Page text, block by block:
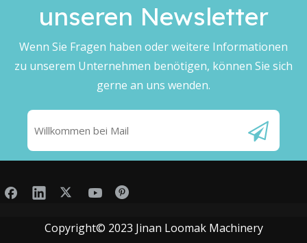
unseren Newsletter
Wenn Sie Fragen haben oder weitere Informationen
zu unserem Unternehmen benötigen, können Sie sich
gerne an uns wenden.
Copyright© 2023 Jinan Loomak Machinery